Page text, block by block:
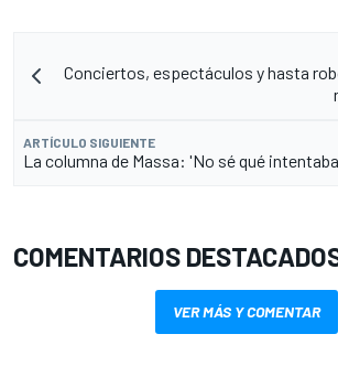
Conciertos, espectáculos y hasta
ARTÍCULO SIGUIENTE
La columna de Massa: 'No sé qué
COMENTARIOS
VER MÁS Y COMENTAR